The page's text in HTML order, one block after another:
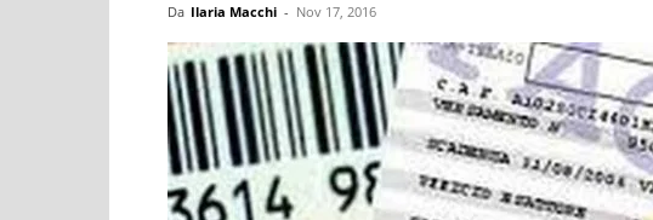
Da Ilaria Macchi - Nov 17, 2016